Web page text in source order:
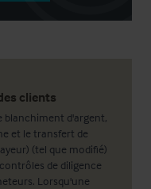
clients
blanchiment d'argent,
et le transfert de
(tel que modifié)
de diligence
Lorsqu'une